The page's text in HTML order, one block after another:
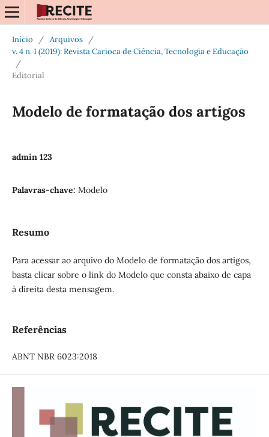
Início / Arquivos
/
v. 4 n. 1 (2019): Revista Carioca de Ciência, Tecnologia e Educação
/
Editorial
Modelo de formatação dos artigos
admin 123
Palavras-chave: Modelo
Resumo
Para acessar ao arquivo do Modelo de formatação dos artigos,
basta clicar sobre o link do Modelo que consta abaixo de capa
à direita desta mensagem.
Referências
ABNT NBR 6023:2018